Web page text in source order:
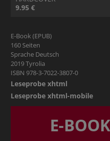
9.95 €
E-Book (EPUB)
160 Seiten
Sprache Deutsch
2019 Tyrolia
ISBN 978-3-7022-3807-0
Leseprobe xhtml
Leseprobe xhtml-mobile
E-